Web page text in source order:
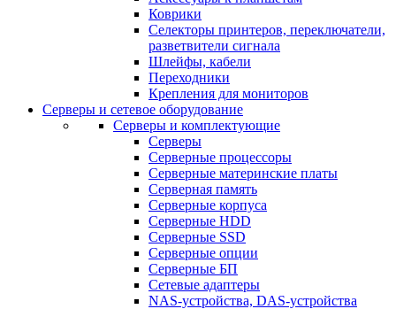
Коврики
Селекторы принтеров, переключатели,
разветвители сигнала
Шлейфы, кабели
Переходники
Крепления для мониторов
Серверы и сетевое оборудование
Серверы и комплектующие
Серверы
Серверные процессоры
Серверные материнские платы
Серверная память
Серверные корпуса
Серверные HDD
Серверные SSD
Серверные опции
Серверные БП
Сетевые адаптеры
NAS-устройства, DAS-устройства